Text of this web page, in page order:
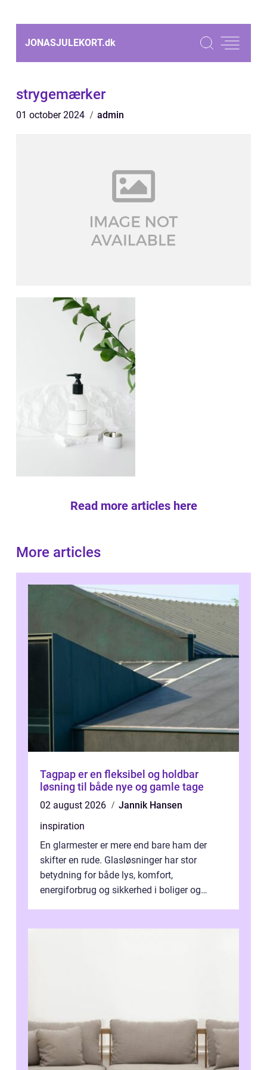
JONASJULEKORT.dk
strygemærker
01 october 2024 admin
Read more articles here
More articles
Tagpap er en fleksibel og holdbar
løsning til både nye og gamle tage
02 august 2026
Jannik Hansen
inspiration
En glarmester er mere end bare ham der
skifter en rude. Glasløsninger har stor
betydning for både lys, komfort,
energiforbrug og sikkerhed i boliger og